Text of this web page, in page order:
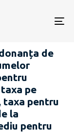
de
pe
taxa pentru
la
pentru